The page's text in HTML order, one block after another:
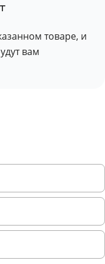
товаре, и
вам